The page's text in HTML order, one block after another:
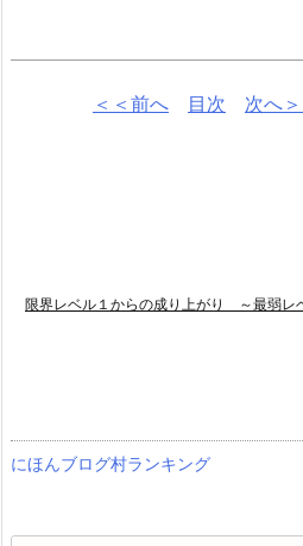
＜＜前へ 目次 次へ＞
限界レベル１からの成り上がり ～最弱レ
にほんブログ村ランキング